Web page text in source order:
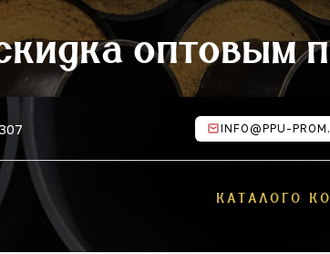
оптовым
INFO@PPU-
КАТАЛОГО